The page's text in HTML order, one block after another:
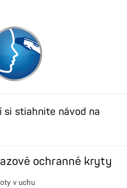
stiahnite návod na
ochranné kryty
v uchu